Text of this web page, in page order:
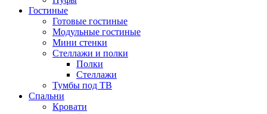
Гостиные
Готовые гостиные
Модульные гостиные
Мини стенки
Стеллажи и полки
Полки
Стеллажи
Тумбы под ТВ
Спальни
Кровати